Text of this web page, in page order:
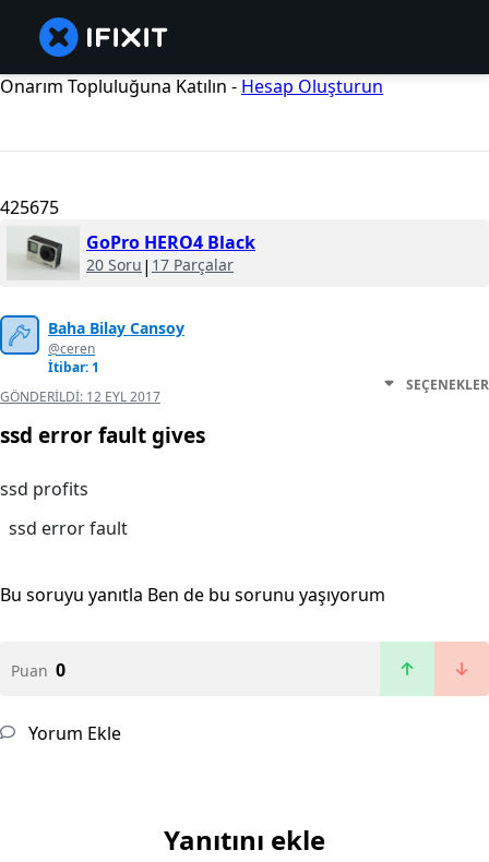
Onarım Topluluğuna Katılın - Hesap Oluşturun
425675
GoPro HERO4 Black
20 Soru | 17 Parçalar
Baha Bilay Cansoy
@ceren
İtibar: 1
GÖNDERILDI: 12 EYL 2017
SEÇENEKLER
ssd error fault gives
ssd profits
ssd error fault
Bu soruyu yanıtla Ben de bu sorunu yaşıyorum
Puan 0
Yorum Ekle
Yanıtını ekle